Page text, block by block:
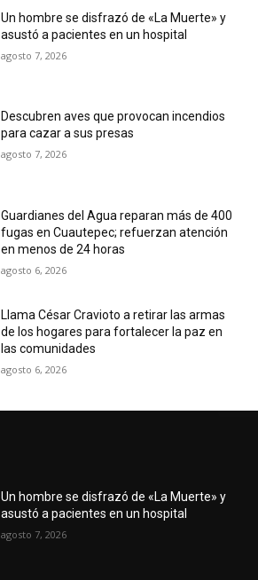
Un hombre se disfrazó de «La Muerte» y
asustó a pacientes en un hospital
agosto 7, 2026
Descubren aves que provocan incendios
para cazar a sus presas
agosto 7, 2026
Guardianes del Agua reparan más de 400
fugas en Cuautepec; refuerzan atención
en menos de 24 horas
agosto 6, 2026
Llama César Cravioto a retirar las armas
de los hogares para fortalecer la paz en
las comunidades
agosto 6, 2026
Un hombre se disfrazó de «La Muerte» y
asustó a pacientes en un hospital
agosto 7, 2026